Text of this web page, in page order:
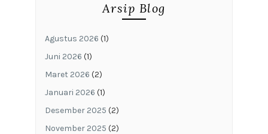
Arsip Blog
Agustus 2026 (1)
Juni 2026 (1)
Maret 2026 (2)
Januari 2026 (1)
Desember 2025 (2)
November 2025 (2)